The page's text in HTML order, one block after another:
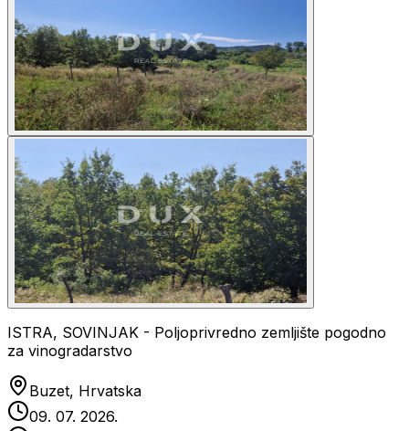
ISTRA, SOVINJAK - Poljoprivredno zemljište pogodno
za vinogradarstvo
Buzet, Hrvatska
09. 07. 2026.